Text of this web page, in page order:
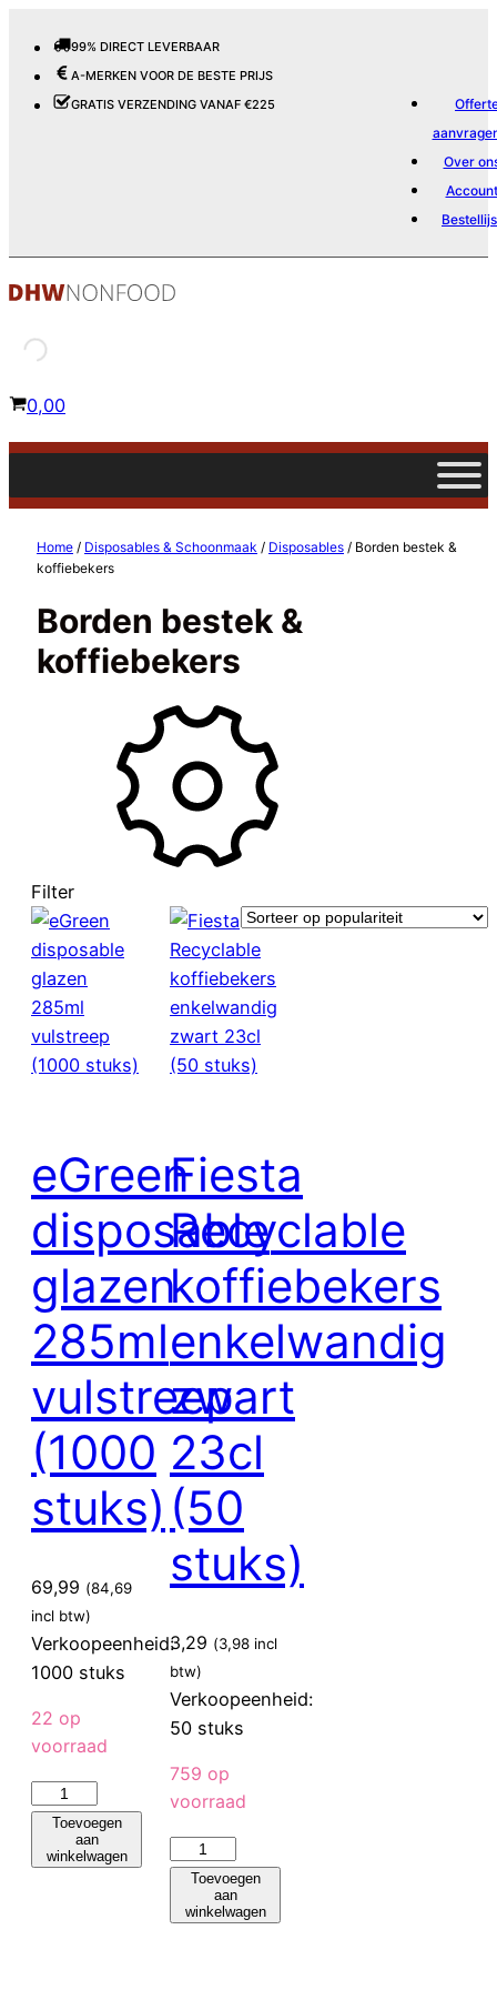
99% DIRECT LEVERBAAR
A-MERKEN VOOR DE BESTE PRIJS
GRATIS VERZENDING VANAF €225
Over
Account
0,00
Home / Disposables & Schoonmaak / Disposables / Borden bestek &
koffiebekers
Borden bestek &
koffiebekers
Filter
eGreen
disposable
glazen
285ml
vulstreep
(1000
stuks)
69,99 (84,69
incl btw)
Verkoopeenheid:
1000 stuks
22 op
voorraad
eGreen
disposable
glazen
Toevoegen
aan
winkelwagen
Fiesta
Recyclable
koffiebekers
enkelwandig
zwart
23cl
(50
stuks)
3,29 (3,98 incl
btw)
Verkoopeenheid:
50 stuks
759 op
voorraad
Fiesta
Recyclable
koffiebekers
Toevoegen
aan
winkelwagen